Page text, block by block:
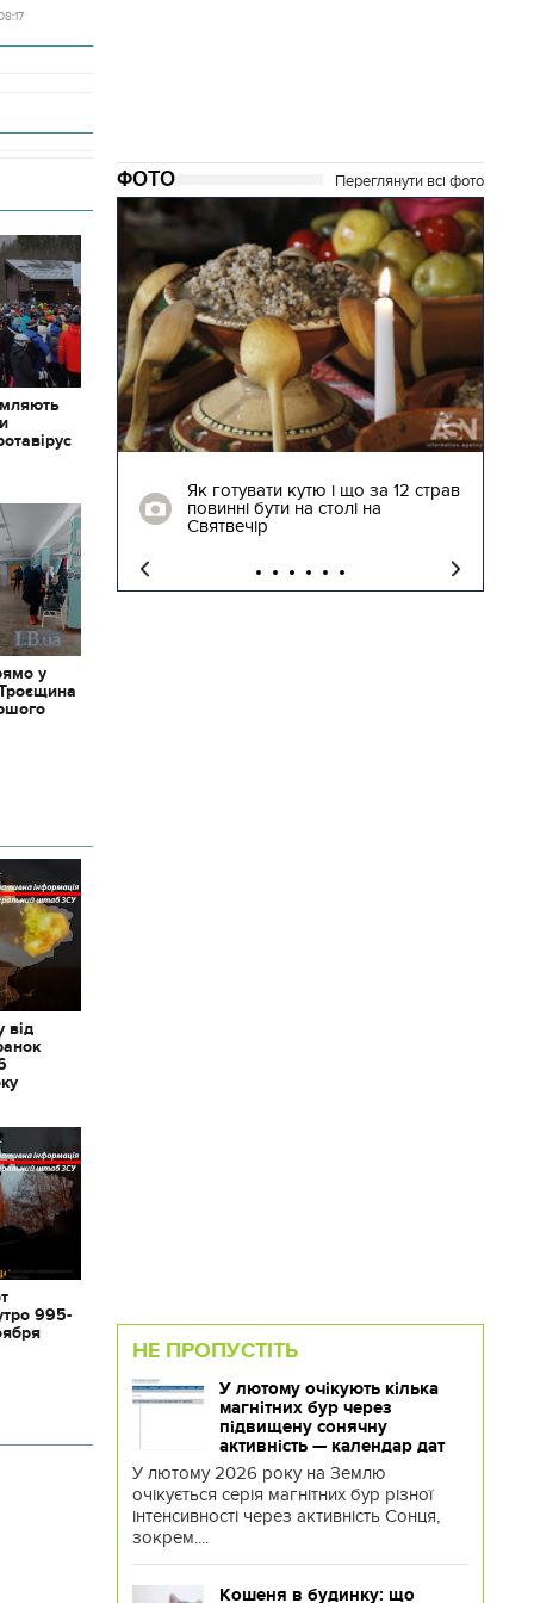
у
від
995-
ФОТО Переглянути всі фото
Як готувати кутю і що за 12 страв
повинні бути на столі на
Святвечір
НЕ ПРОПУСТІТЬ
У лютому очікують кілька
магнітних бур через
підвищену сонячну
активність — календар дат
У лютому 2026 року на Землю
очікується серія магнітних бур різної
інтенсивності через активність Сонця,
зокрем....
Кошеня в будинку: що